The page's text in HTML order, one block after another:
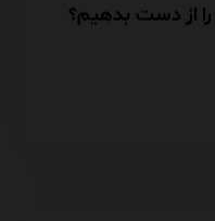
را از دست بدهیم؟